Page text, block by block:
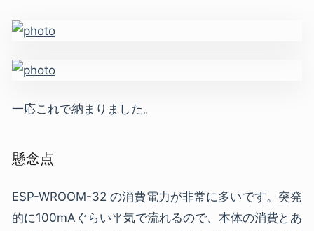
一応これで納まりました。
懸念点
ESP-WROOM-32 の消費電力が非常に多いです。突発
的に100mAぐらい平気で流れるので、本体の消費とあ